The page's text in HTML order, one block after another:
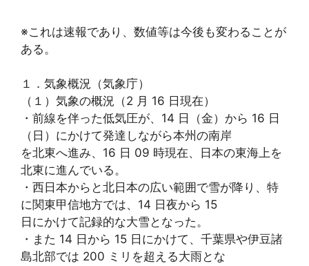
※これは速報であり、数値等は今後も変わることが
ある。
１．気象概況（気象庁）
（１）気象の概況（2 月 16 日現在）
・前線を伴った低気圧が、14 日（金）から 16 日
（日）にかけて発達しながら本州の南岸
を北東へ進み、16 日 09 時現在、日本の東海上を
北東に進んでいる。
・西日本からと北日本の広い範囲で雪が降り、特
に関東甲信地方では、14 日夜から 15
日にかけて記録的な大雪となった。
・また 14 日から 15 日にかけて、千葉県や伊豆諸
島北部では 200 ミリを超える大雨とな